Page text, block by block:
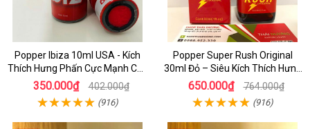
Popper Ibiza 10ml USA - Kích
Thích Hưng Phấn Cực Mạnh Cho
Top & Bot, Mua Ngay Giá Rẻ
350.000₫ 402.000₫
(916)
Popper Super Rush Original
30ml Đỏ – Siêu Kích Thích Hưng
Phấn , Cực Phê Cho Top & Bot
650.000₫ 764.000₫
(916)